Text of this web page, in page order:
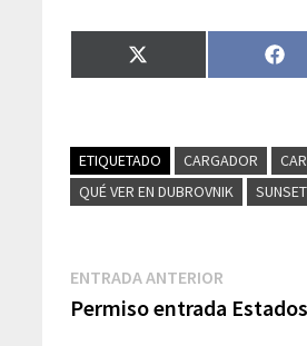
Compartir
en en
ETIQUETADO CARGADOR
QUÉ VER EN DUBROVNIK
SUNSET
Navegación
de
ENTRADA ANTERIOR
anterior:
Permiso entrada